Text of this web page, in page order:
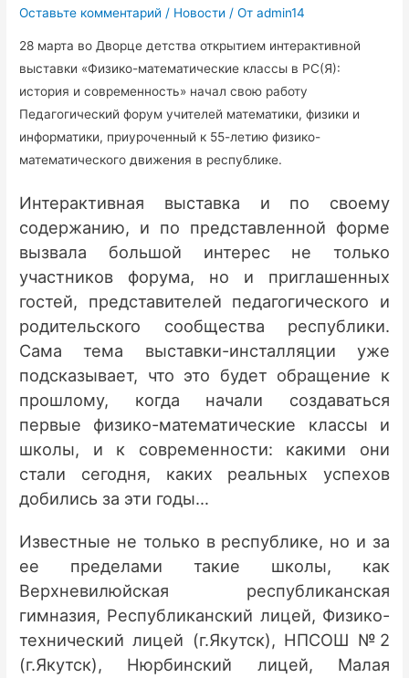
Оставьте комментарий / Новости / От admin14
28 марта во Дворце детства открытием интерактивной
выставки «Физико-математические классы в РС(Я):
история и современность» начал свою работу
Педагогический форум учителей математики, физики и
информатики, приуроченный к 55-летию физико-
математического движения в республике.
Интерактивная выставка и по своему
содержанию, и по представленной форме
вызвала большой интерес не только
участников форума, но и приглашенных
гостей, представителей педагогического и
родительского сообщества республики.
Сама тема выставки-инсталляции уже
подсказывает, что это будет обращение к
прошлому, когда начали создаваться
первые физико-математические классы и
школы, и к современности: какими они
стали сегодня, каких реальных успехов
добились за эти годы…
Известные не только в республике, но и за
ее пределами такие школы, как
Верхневилюйская республиканская
гимназия, Республиканский лицей, Физико-
технический лицей (г.Якутск), НПСОШ №2
(г.Якутск), Нюрбинский лицей, Малая